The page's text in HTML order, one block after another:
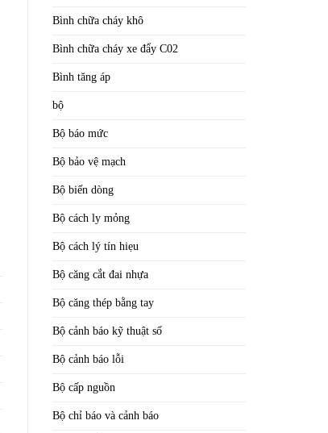
Bình chữa cháy khô
Bình chữa cháy xe đẩy C02
Bình tăng áp
bộ
Bộ báo mức
Bộ bảo vệ mạch
Bộ biến dòng
Bộ cách ly mỏng
Bộ cách lý tín hiẹu
Bộ căng cắt đai nhựa
Bộ căng thép bằng tay
Bộ cảnh báo kỹ thuật số
Bộ cảnh báo lỗi
Bộ cấp nguồn
Bộ chỉ báo và cảnh báo